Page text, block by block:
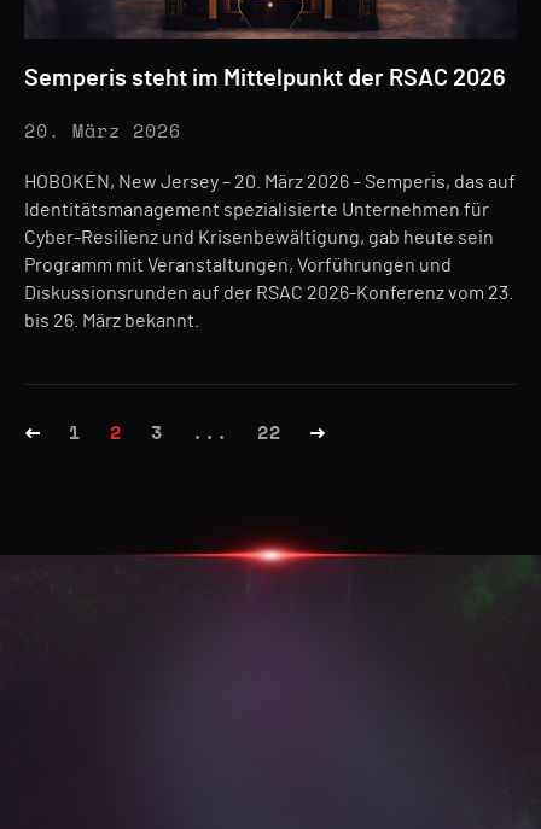
Semperis steht im Mittelpunkt der RSAC 2026
20. März 2026
HOBOKEN, New Jersey – 20. März 2026 – Semperis, das auf
Identitätsmanagement spezialisierte Unternehmen für
Cyber-Resilienz und Krisenbewältigung, gab heute sein
Programm mit Veranstaltungen, Vorführungen und
Diskussionsrunden auf der RSAC 2026-Konferenz vom 23.
bis 26. März bekannt.
1 2 3 ... 22